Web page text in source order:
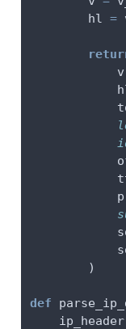
        hl
=
        )
def
    ip_header